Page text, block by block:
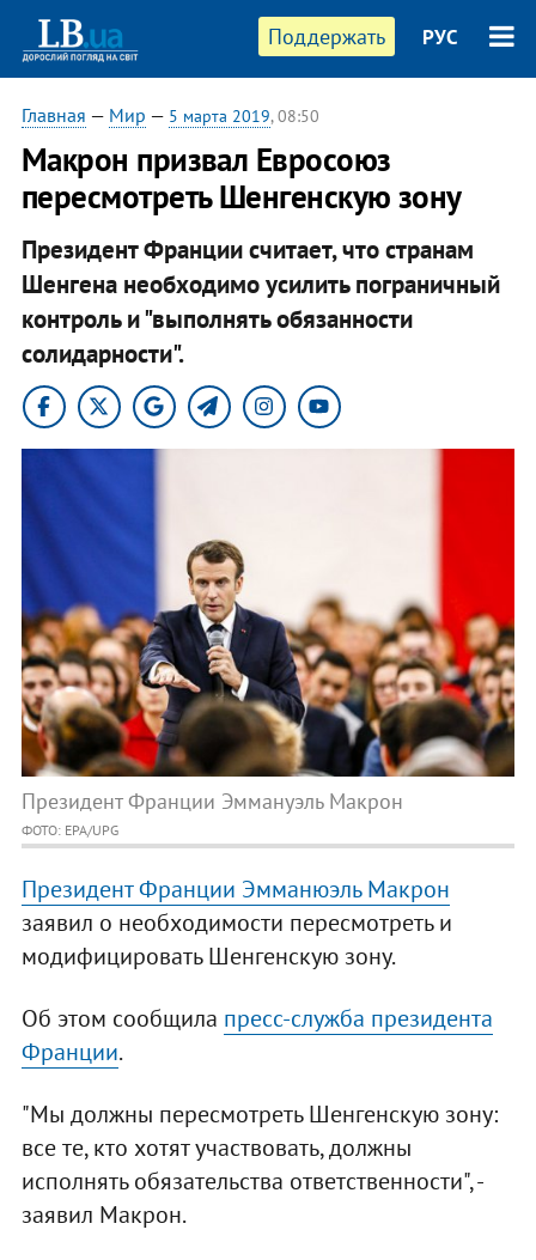
Поддержать РУС
Главная — Мир — 5 марта 2019, 08:50
Макрон призвал Евросоюз
пересмотреть Шенгенскую зону
Президент Франции считает, что странам
Шенгена необходимо усилить пограничный
контроль и "выполнять обязанности
солидарности".
Президент Франции Эммануэль Макрон
ФОТО: EPA/UPG
Президент Франции Эмманюэль Макрон
заявил о необходимости пересмотреть и
модифицировать Шенгенскую зону.
Об этом сообщила пресс-служба президента
Франции.
"Мы должны пересмотреть Шенгенскую зону:
все те, кто хотят участвовать, должны
исполнять обязательства ответственности", -
заявил Макрон.